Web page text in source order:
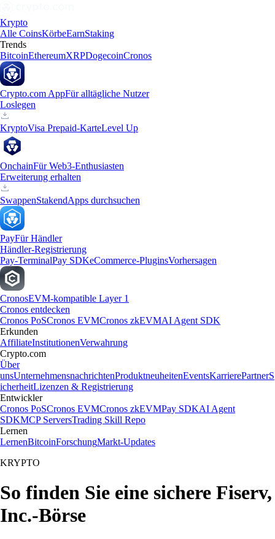
Krypto
Alle CoinsKörbeEarnStaking
Trends
BitcoinEthereumXRPDogecoinCronos
Crypto.com AppFür alltägliche Nutzer
Loslegen
KryptoVisa Prepaid-KarteLevel Up
OnchainFür Web3-Enthusiasten
Erweiterung erhalten
SwappenStakendApps durchsuchen
PayFür Händler
Händler-Registrierung
Pay-TerminalPay SDKeCommerce-PluginsVorhersagen
CronosEVM-kompatible Layer 1
Cronos entdecken
Cronos PoSCronos EVMCronos zkEVMAI Agent SDK
Erkunden
AffiliateInstitutionenVerwahrung
Crypto.com
Über
unsUnternehmensnachrichtenProduktneuheitenEventsKarrierePartnerS
icherheitLizenzen & Registrierung
Entwickler
Cronos PoSCronos EVMCronos zkEVMPay SDKAI Agent
SDKMCP ServersTrading Skill Repo
Lernen
LernenBitcoinForschungMarkt-Updates
KRYPTO
So finden Sie eine sichere Fiserv,
Inc.-Börse